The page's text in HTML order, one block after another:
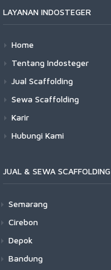
LAYANAN INDOSTEGER
Home
Tentang Indosteger
Jual Scaffolding
Sewa Scaffolding
Karir
Hubungi Kami
JUAL & SEWA SCAFFOLDING
Semarang
Cirebon
Depok
Bandung